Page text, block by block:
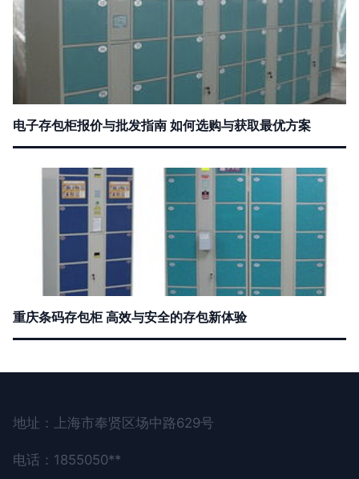
电子存包柜报价与批发指南 如何选购与获取最优方案
重庆条码存包柜 高效与安全的存包新体验
地址：上海市奉贤区场中路629号
电话：1855050**